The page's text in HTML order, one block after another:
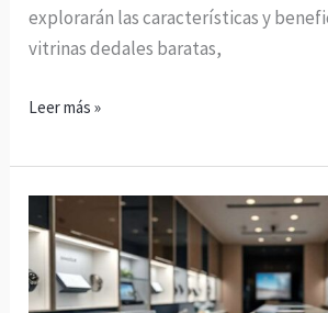
explorarán las características y
vitrinas dedales baratas,
Leer más »
acrílico:
Elegancia
y